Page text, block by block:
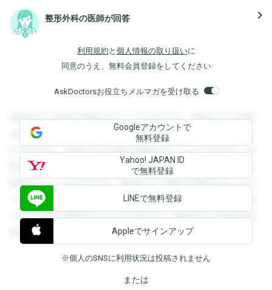
整形外科の医師が回答 navigate_next
利用規約 と 個人情報の取り扱いに
同意のうえ、無料会員登録をしてください
AskDoctorsお役立ちメルマガを受け取る
登録すると回答を閲覧することができます。登録すると回答
を閲覧することができます。登録すると回答を閲覧すること
ができます。登録すると回答を閲覧することができます。登
録すると回答を閲覧することができます。登録すると回答を
閲覧することができます。登録すると回答を閲覧することが
できます。登録すると回答を閲覧することができます。登録
すると回答を閲覧することができます。登録すると回答を閲
覧することができます。
Googleアカウントで
無料登録
Yahoo! JAPAN ID
で無料登録
LINEで無料登録
Appleでサインアップ
※個人のSNSに利用状況は投稿されません
または